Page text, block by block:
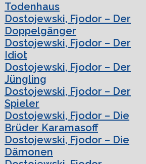
Todenhaus
Dostojewski, Fjodor – Der
Doppelgänger
Dostojewski, Fjodor – Der
Idiot
Dostojewski, Fjodor – Der
Jüngling
Dostojewski, Fjodor – Der
Spieler
Dostojewski, Fjodor – Die
Brüder Karamasoff
Dostojewski, Fjodor – Die
Dämonen